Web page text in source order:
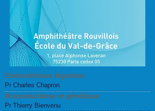
Endométriose digestive
Pr Charles Chapron
Mucoviscidose et génétique
Pr Thierry Bienvenu